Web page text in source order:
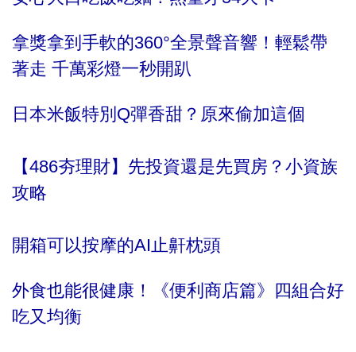
拿獎拿到手軟的360°全景聲音響！輕鬆帶
著走 千萬彩燈一秒開趴
日本米飯特別Q彈香甜？原來偷加這個
【486夯理財】先投資還是先買房？小資族
攻略
開箱可以按摩的AI止鼾枕頭
外食也能很健康！《便利商店篇》四組合好
吃又均衡